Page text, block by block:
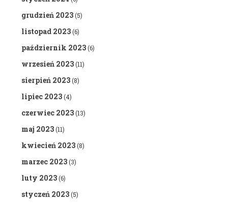
grudzień 2023(5)
listopad 2023(6)
październik 2023(6)
wrzesień 2023(11)
sierpień 2023(8)
lipiec 2023(4)
czerwiec 2023(13)
maj 2023(11)
kwiecień 2023(8)
marzec 2023(3)
luty 2023(6)
styczeń 2023(5)